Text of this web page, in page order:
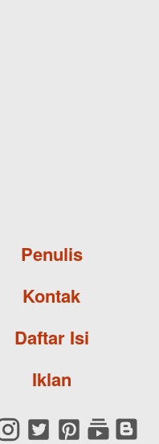
Penulis
Kontak
Daftar Isi
Iklan